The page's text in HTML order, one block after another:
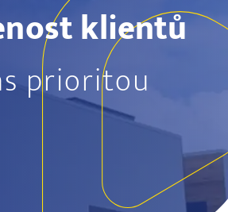
klientů
prioritou